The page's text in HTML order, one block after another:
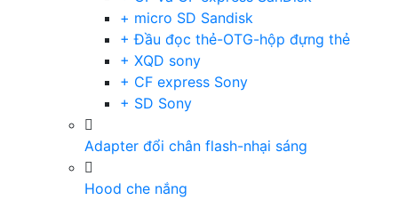
+ micro SD Sandisk
+ Đầu đọc thẻ-OTG-hộp đựng thẻ
+ XQD sony
+ CF express Sony
+ SD Sony
Adapter đổi chân flash-nhại sáng
Hood che nắng